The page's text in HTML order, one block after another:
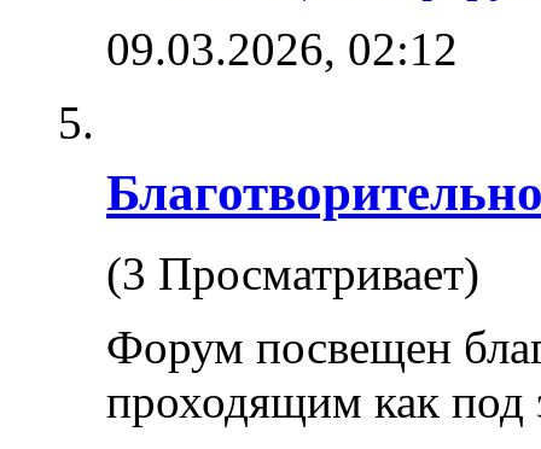
09.03.2026, 02:12
(3 Просматривает)
Форум посвещен
проходящим как